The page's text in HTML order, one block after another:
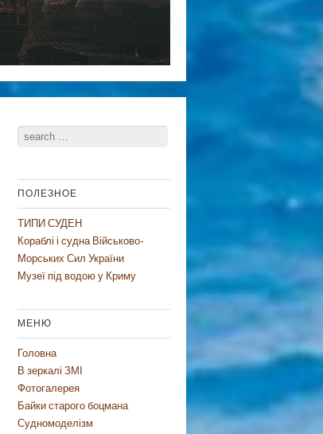
Search
ПОЛЕЗНОЕ
ТИПИ СУДЕН
Кораблі і судна Військово-
Морських Сил України
Музеї під водою у Криму
МЕНЮ
Головна
В зеркалі ЗМІ
Фотогалерея
Байки старого боцмана
Судномоделізм